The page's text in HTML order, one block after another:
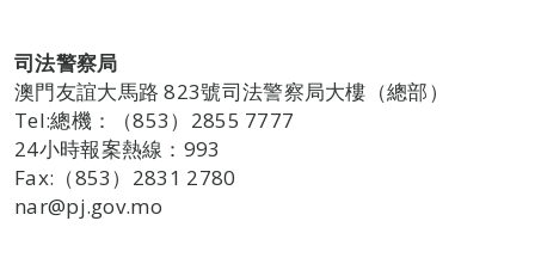
司法警察局
澳門友誼大馬路 823號司法警察局大樓（總部）
Tel:總機：（853）2855 7777
24小時報案熱線：993
Fax:（853）2831 2780
nar@pj.gov.mo